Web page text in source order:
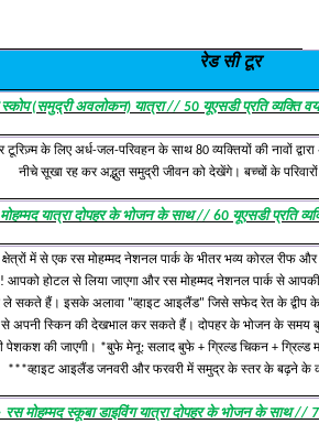
रेड सी टूर
स्कोप (समुद्री अवलोकन) यात्रा // 50 यूएसडी प्रति व्यक्ति
टूरिज़्म के लिए अर्ध-जल-परिवहन के साथ 80 व्यक्तियों की नावों
नीचे सूखा रह कर अद्भुत समुद्री जीवन को देखेंगे। बच्चों के
यात्रा दोपहर के भोजन के साथ // 60 यूएसडी प्रति
क्षेत्रों में से एक रस मोहम्मद नेशनल पार्क के भीतर भव्य कोरल
होटल से लिया जाएगा और रस मोहम्मद नेशनल पार्क से आपकी
ले सकते हैं। इसके अलावा "व्हाइट आइलैंड" जिसे सफेद रेत के द्वीप के
से अपनी स्किन की देखभाल कर सकते हैं। दोपहर के भोजन के समय
पेशकश की जाएगी। *बुफे मेनू: सलाद बुफे + ग्रिल्ड चिकन + ग्रिल्ड
***व्हाइट आइलैंड जनवरी और फरवरी में समुद्र के स्तर के बढ़ने के
रस मोहम्मद स्कूबा डाइविंग यात्रा दोपहर के भोजन के साथ //